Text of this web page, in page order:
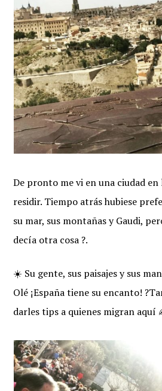
De pronto me vi en una ciudad en
residir. Tiempo atrás hubiese
su mar, sus montañas y Gaudi,
decía otra cosa ?.
☀️ Su gente, sus paisajes y sus
Olé ¡España tiene su encanto!
darles tips a quienes migran